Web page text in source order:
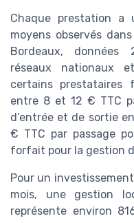
Chaque prestation a
moyens observés
Bordeaux, données
réseaux nationaux
certains
entre 8 et 12 € TTC
d’entrée et de sortie
€ TTC par passage
forfait pour la gestion
Pour un
mois, une gestion
représente environ